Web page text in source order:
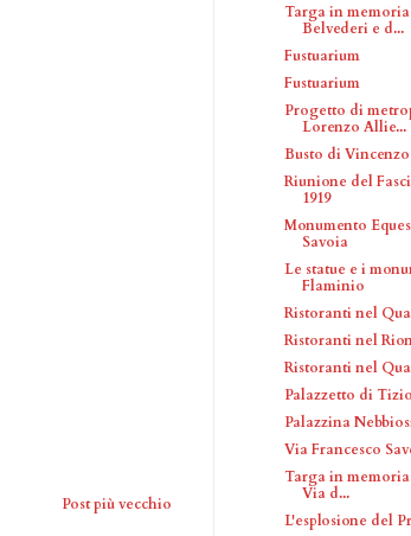
Post più vecchio
Targa in
Belvederi e d...
Fustuarium
Fustuarium
Progetto di
Lorenzo Allie...
Busto di
Riunione del
1919
Monumento
Savoia
Le statue e i
Flaminio
Ristoranti nel
Ristoranti nel
Ristoranti nel
Palazzetto di
Palazzina
Via Francesco
Targa in
Via d...
L'esplosione del